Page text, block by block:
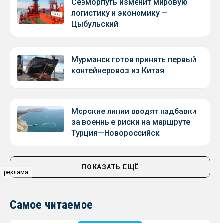
реклама
Севморпуть изменит мировую
логистику и экономику —
Цыбульский
Мурманск готов принять первый
контейнеровоз из Китая
Морские линии вводят надбавки
за военные риски на маршруте
Турция—Новороссийск
ПОКАЗАТЬ ЕЩЁ
Самое читаемое